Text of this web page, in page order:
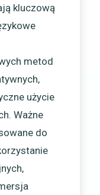
kluczową
metod
użycie
Ważne
do